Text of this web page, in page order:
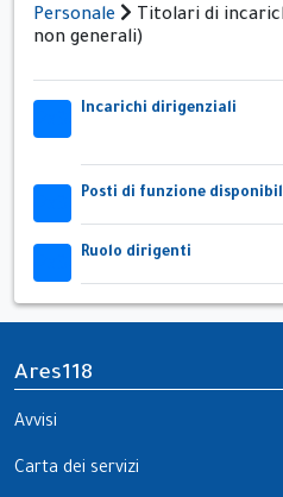
Personale
Titolari di
non generali)
Incarichi dirigenziali
Posti di funzione
Ruolo dirigenti
Ares118
Avvisi
Carta dei servizi